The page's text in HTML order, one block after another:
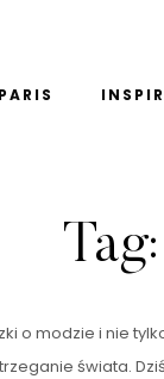
Tag:
o modzie i nie
świata.